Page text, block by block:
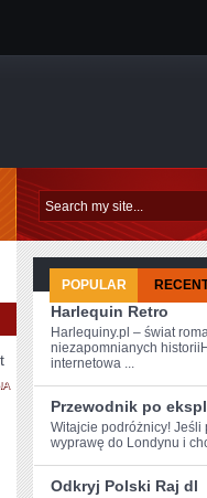
TERAPIE
POPULAR
Harlequin Retro
Harlequiny.pl – świat
niezapomnianych
internetowa ...
Przewodnik po
Witajcie ⁤podróżnicy! Jeśli
wyprawę do Londynu i
Odkryj Polski Raj dl